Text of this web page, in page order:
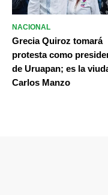
NACIONAL
Grecia Quiroz tomará
protesta como
de Uruapan; es la
Carlos Manzo